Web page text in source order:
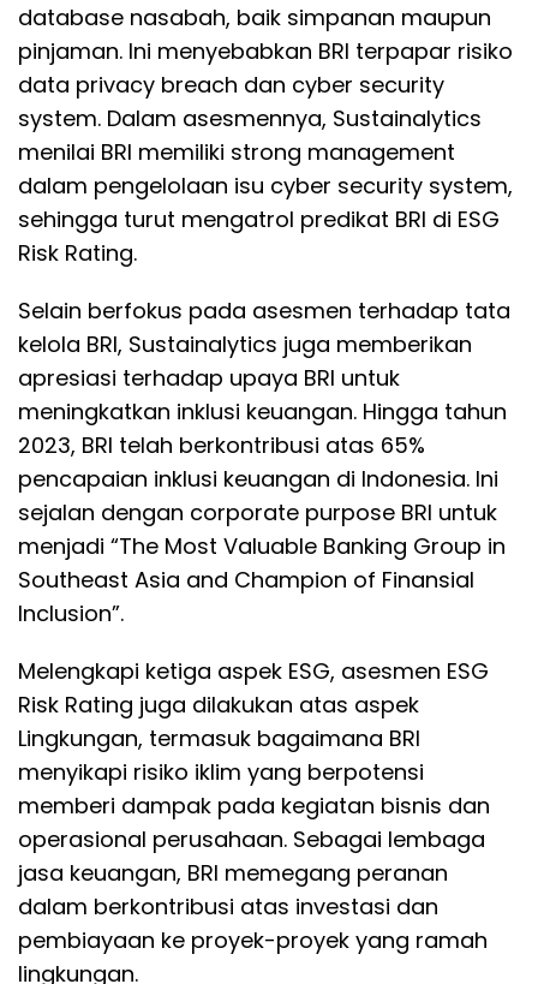
database nasabah, baik simpanan maupun
pinjaman. Ini menyebabkan BRI terpapar risiko
data privacy breach dan cyber security
system. Dalam asesmennya, Sustainalytics
menilai BRI memiliki strong management
dalam pengelolaan isu cyber security system,
sehingga turut mengatrol predikat BRI di ESG
Risk Rating.
Selain berfokus pada asesmen terhadap tata
kelola BRI, Sustainalytics juga memberikan
apresiasi terhadap upaya BRI untuk
meningkatkan inklusi keuangan. Hingga tahun
2023, BRI telah berkontribusi atas 65%
pencapaian inklusi keuangan di Indonesia. Ini
sejalan dengan corporate purpose BRI untuk
menjadi “The Most Valuable Banking Group in
Southeast Asia and Champion of Finansial
Inclusion”.
Melengkapi ketiga aspek ESG, asesmen ESG
Risk Rating juga dilakukan atas aspek
Lingkungan, termasuk bagaimana BRI
menyikapi risiko iklim yang berpotensi
memberi dampak pada kegiatan bisnis dan
operasional perusahaan. Sebagai lembaga
jasa keuangan, BRI memegang peranan
dalam berkontribusi atas investasi dan
pembiayaan ke proyek-proyek yang ramah
lingkungan.